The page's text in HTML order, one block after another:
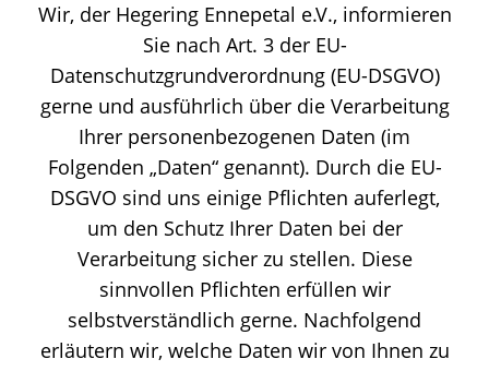
Wir, der Hegering Ennepetal e.V., informieren
Sie nach Art. 3 der EU-
Datenschutzgrundverordnung (EU-DSGVO)
gerne und ausführlich über die Verarbeitung
Ihrer personenbezogenen Daten (im
Folgenden „Daten“ genannt). Durch die EU-
DSGVO sind uns einige Pflichten auferlegt,
um den Schutz Ihrer Daten bei der
Verarbeitung sicher zu stellen. Diese
sinnvollen Pflichten erfüllen wir
selbstverständlich gerne. Nachfolgend
erläutern wir, welche Daten wir von Ihnen zu